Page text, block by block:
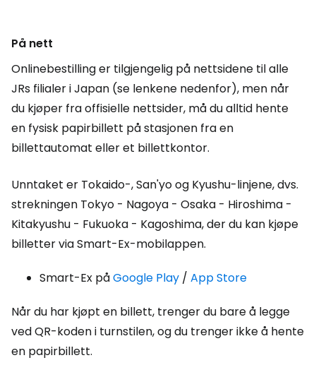
På nett
Onlinebestilling er tilgjengelig på nettsidene til alle
JRs filialer i Japan (se lenkene nedenfor), men når
du kjøper fra offisielle nettsider, må du alltid hente
en fysisk papirbillett på stasjonen fra en
billettautomat eller et billettkontor.
Unntaket er Tokaido-, San'yo og Kyushu-linjene, dvs.
strekningen Tokyo - Nagoya - Osaka - Hiroshima -
Kitakyushu - Fukuoka - Kagoshima, der du kan kjøpe
billetter via Smart-Ex-mobilappen.
Smart-Ex påGoogle Play / App Store
Når du har kjøpt en billett, trenger du bare å legge
ved QR-koden i turnstilen, og du trenger ikke å hente
en papirbillett.